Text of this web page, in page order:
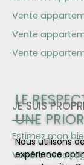
Vente
Vente
Vente
JE SUIS
Estimez mon
Vendre avec
LE
UNE
Nous utilisons
expérience